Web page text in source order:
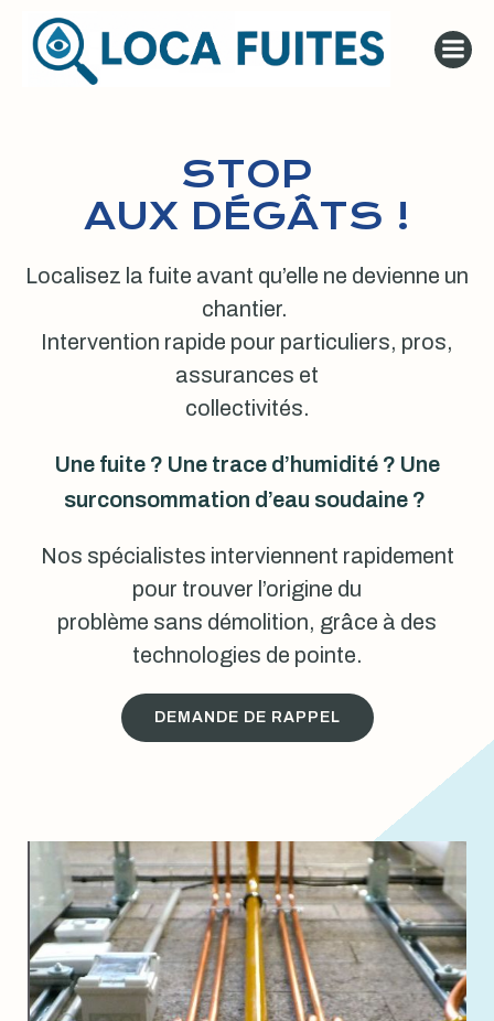
au
contenu
STOP
AUX DÉGÂTS !
Localisez la fuite avant qu’elle ne devienne un
chantier.
Intervention rapide pour particuliers, pros,
assurances et
collectivités.
Une fuite ? Une trace d’humidité ? Une
surconsommation d’eau soudaine ?
Nos spécialistes interviennent rapidement
pour trouver l’origine du
problème sans démolition, grâce à des
technologies de pointe.
DEMANDE DE RAPPEL